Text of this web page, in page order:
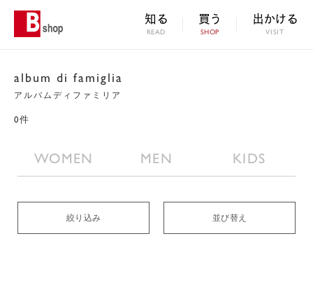
知る
READ
買う
SHOP
出かける
VISIT
album di famiglia
アルバムディファミリア
0件
WOMEN MEN KIDS
絞り込み 並び替え